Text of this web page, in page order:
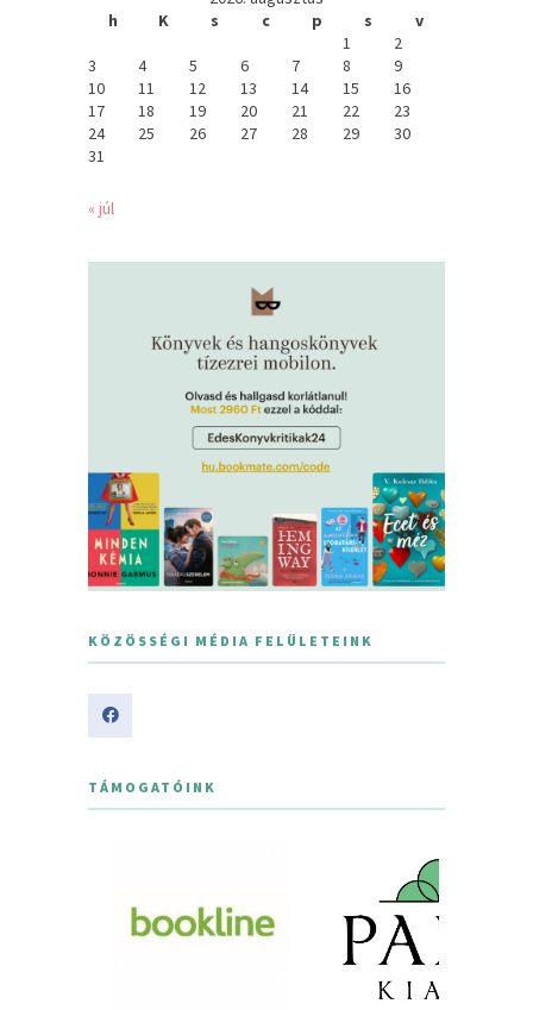
h
K s c p s
v
1
2
3
4 5 6 7 8
9
10
11 12 13 14 15
16
17
18 19 20 21 22
23
24
25 26 27 28 29
30
31
« júl
KÖZÖSSÉGI MÉDIA FELÜLETEINK
TÁMOGATÓINK